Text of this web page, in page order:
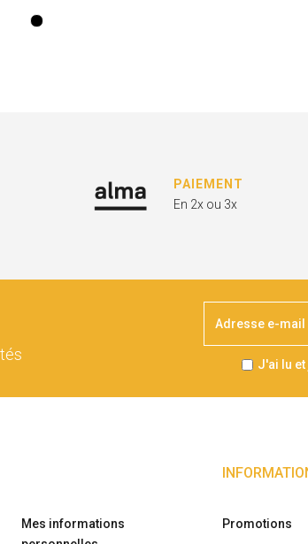
PAIEMENT
En 2x ou 3x
J'ai lu
Mes informations
Promotions